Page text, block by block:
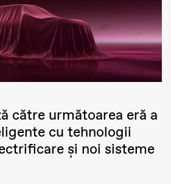
către următoarea eră a
cu tehnologii
și noi sisteme